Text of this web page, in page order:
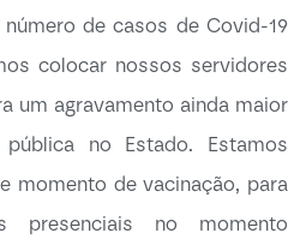
de casos de Covid-19
colocar nossos servidores
um agravamento ainda maior
no Estado. Estamos
momento de vacinação, para
presenciais no momento